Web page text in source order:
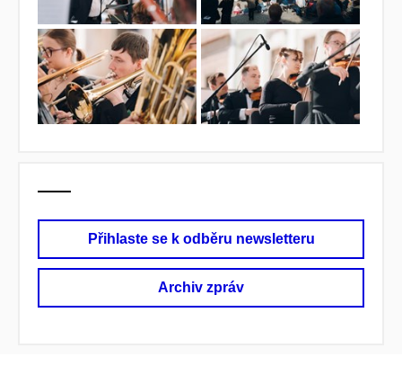
Přihlaste se k odběru newsletteru
Archiv zpráv